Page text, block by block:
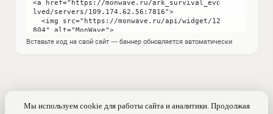
Вставьте код на свой сайт — баннер обновляется автоматически